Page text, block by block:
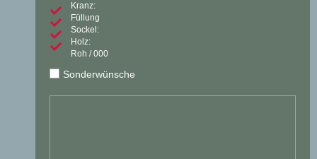
Kranz:
Füllung
Sockel:
Holz:
Roh / 000
Sonderwünsche